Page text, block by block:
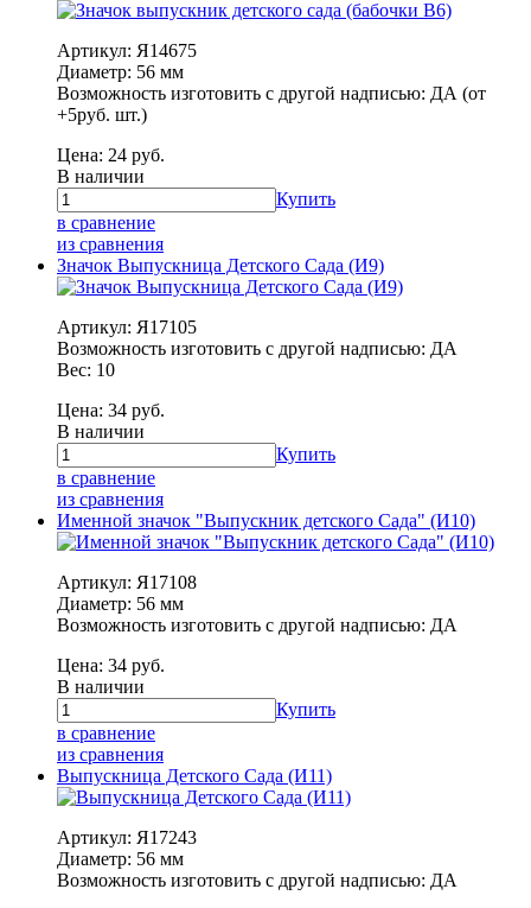
Артикул: Я14675
Диаметр: 56 мм
Возможность изготовить с другой надписью: ДА (от
+5руб. шт.)
Цена: 24 руб.
В наличии
Купить
в сравнение
из сравнения
Значок Выпускница Детского Сада (И9)
Артикул: Я17105
Возможность изготовить с другой надписью: ДА
Вес: 10
Цена: 34 руб.
В наличии
Купить
в сравнение
из сравнения
Именной значок "Выпускник детского Сада" (И10)
Артикул: Я17108
Диаметр: 56 мм
Возможность изготовить с другой надписью: ДА
Цена: 34 руб.
В наличии
Купить
в сравнение
из сравнения
Выпускница Детского Сада (И11)
Артикул: Я17243
Диаметр: 56 мм
Возможность изготовить с другой надписью: ДА